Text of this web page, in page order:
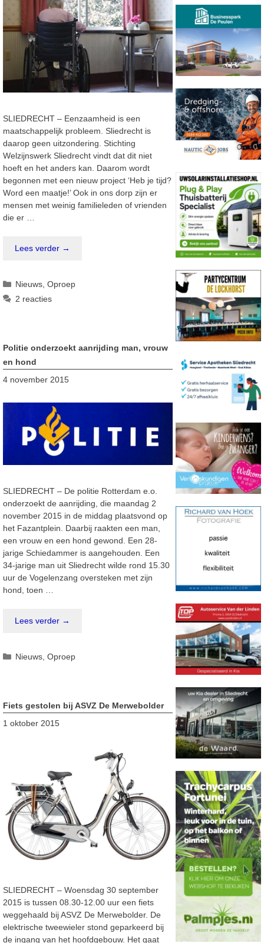
SLIEDRECHT – Eenzaamheid is een
maatschappelijk probleem. Sliedrecht is
daarop geen uitzondering. Stichting
Welzijnswerk Sliedrecht vindt dat dit niet
hoeft en het anders kan. Daarom wordt
begonnen met een nieuw project ‘Heb je tijd?
Word een maatje!’ Ook in ons dorp zijn er
mensen met weinig familieleden of vrienden
die er …
Lees verder →
Categorieën
Nieuws,Oproep
2 reacties
Politie onderzoekt aanrijding man, vrouw
en hond
4 november 2015
SLIEDRECHT – De politie Rotterdam e.o.
onderzoekt de aanrijding, die maandag 2
november 2015 in de middag plaatsvond op
het Fazantplein. Daarbij raakten een man,
een vrouw en een hond gewond. Een 28-
jarige Schiedammer is aangehouden. Een
34-jarige man uit Sliedrecht wilde rond 15.30
uur de Vogelenzang oversteken met zijn
hond, toen …
Lees verder →
Categorieën
Nieuws ,Oproep
Fiets gestolen bij ASVZ De Merwebolder
1 oktober 2015
SLIEDRECHT – Woensdag 30 september
2015 is tussen 08.30-12.00 uur een fiets
weggehaald bij ASVZ De Merwebolder. De
elektrische tweewieler stond geparkeerd bij
de ingang van het hoofdgebouw. Het gaat